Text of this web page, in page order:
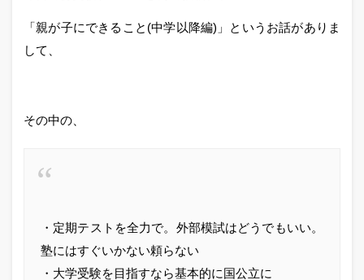
「親が子にできること(中学以降編)」というお話がありま
して、
その中の、
・定期テストを全力で。外部模試はどうでもいい。
塾にはすぐいかない頼らない
・大学受験を目指すなら基本的に国公立に